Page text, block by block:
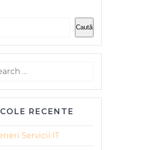
Caută
RECENTE
Servicii IT